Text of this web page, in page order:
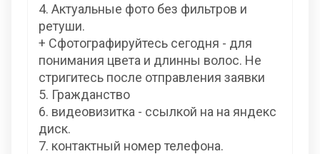
4. Актуальные фото без фильтров и
ретуши.
+ Сфотографируйтесь сегодня - для
понимания цвета и длинны волос. Не
стригитесь после отправления заявки
5. Гражданство
6. ⁠видеовизитка - ссылкой на на яндекс
диск.
7. ⁠контактный номер телефона.